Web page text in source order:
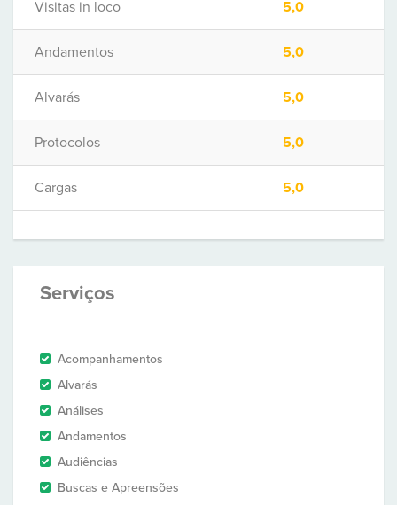
Visitas in loco 5,0
Andamentos 5,0
Alvarás 5,0
Protocolos 5,0
Cargas 5,0
Serviços
Acompanhamentos
Alvarás
Análises
Andamentos
Audiências
Buscas e Apreensões